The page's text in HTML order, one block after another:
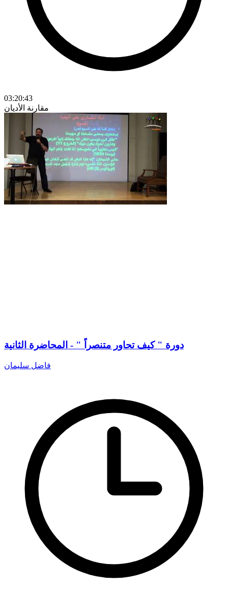
03:20:43
مقارنة الأديان
دورة " كيف تحاور متنصراً " - المحاضرة الثانية
فاضل سليمان